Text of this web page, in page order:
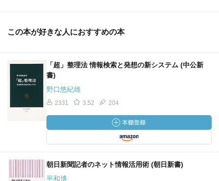
ってしまうだろう。
のである。
国語小辞典に収録されている語彙は、六万から十万であ
る。
読めばわかるという語まで拾えば普通の人でザッと三分の
二はわかるはずである。
つまり、四万から七万の語彙力を持つわけだ。しかし、そ
の人が無人島で作る国語辞典には、その十分の一も収録さ
れないだろう。
的差異があるのである。
この本が好きな人におすすめの本
「超」整理法 情報検索と発想の新システム (中公新
書)
野口悠紀雄
2331 3.52 204
朝日新聞記者のネット情報活用術 (朝日新書)
平和博